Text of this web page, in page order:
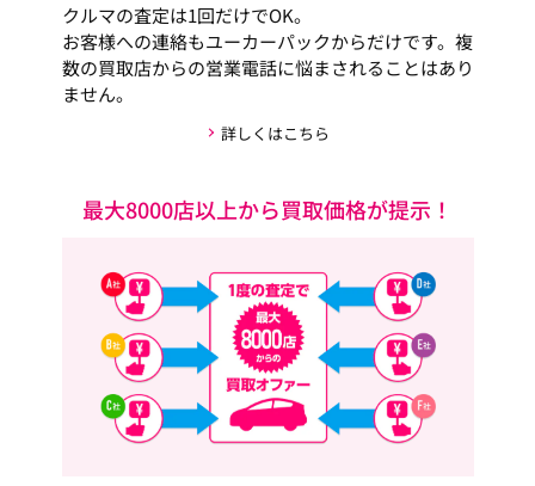
クルマの査定は1回だけでOK。
お客様への連絡もユーカーパックからだけです。複
数の買取店からの営業電話に悩まされることはあり
ません。
詳しくはこちら
最大8000店以上から買取価格が提示！